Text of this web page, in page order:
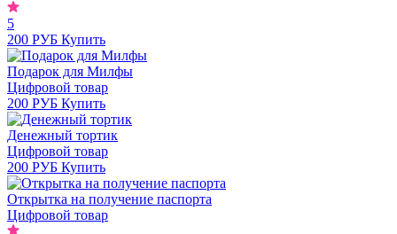
5
200 РУБ Купить
Подарок для Милфы
Цифровой товар
200 РУБ Купить
Денежный тортик
Цифровой товар
200 РУБ Купить
Открытка на получение паспорта
Цифровой товар